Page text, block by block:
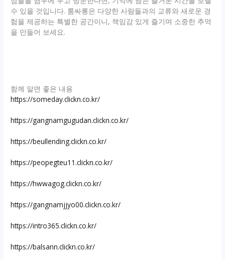
수 있을 것입니다. 룸싸롱은 다양한 사람들과의 교류와 새로운 경
험을 제공하는 특별한 공간이니, 책임감 있게 즐기며 소중한 추억
을 만들어 보세요.
함께 알면 좋은 내용
https://someday.clickn.co.kr/
https://gangnamgugudan.clickn.co.kr/
https://beullending.clickn.co.kr/
https://peopegteu11.clickn.co.kr/
https://hwwagog.clickn.co.kr/
https://gangnamjjyo00.clickn.co.kr/
https://intro365.clickn.co.kr/
https://balsann.clickn.co.kr/